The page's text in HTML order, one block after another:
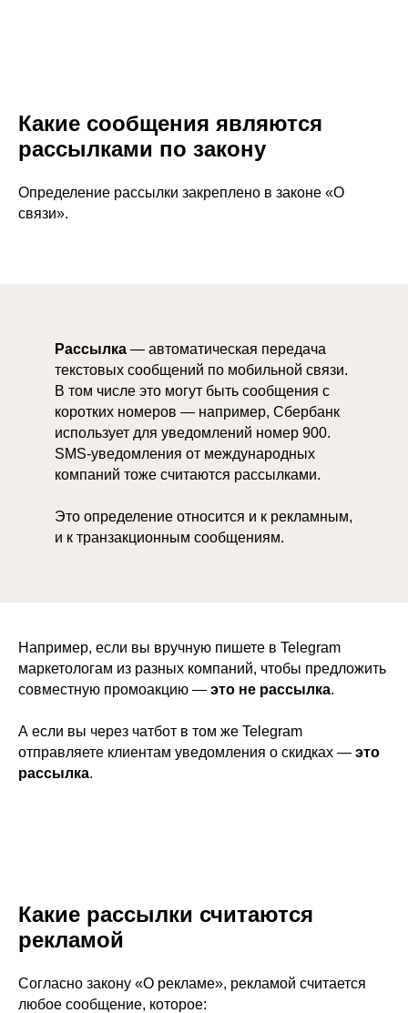
Какие сообщения являются
рассылками по закону
Определение рассылки закреплено в законе «О
связи».
Рассылка — автоматическая передача
текстовых сообщений по мобильной связи.
В том числе это могут быть сообщения с
коротких номеров — например, Сбербанк
использует для уведомлений номер 900.
SMS-уведомления от международных
компаний тоже считаются рассылками.
Это определение относится и к рекламным,
и к транзакционным сообщениям.
Например, если вы вручную пишете в Telegram
маркетологам из разных компаний, чтобы предложить
совместную промоакцию — это не рассылка.
А если вы через чатбот в том же Telegram
отправляете клиентам уведомления о скидках — это
рассылка.
Какие рассылки считаются
рекламой
Согласно закону «О рекламе», рекламой считается
любое сообщение, которое: